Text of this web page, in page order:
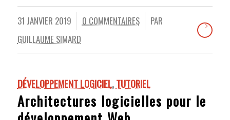
31 JANVIER 2019 0 COMMENTAIRES
/
PAR
GUILLAUME SIMARD
DÉVELOPPEMENT LOGICIEL,TUTORIEL
Architectures logicielles pour le